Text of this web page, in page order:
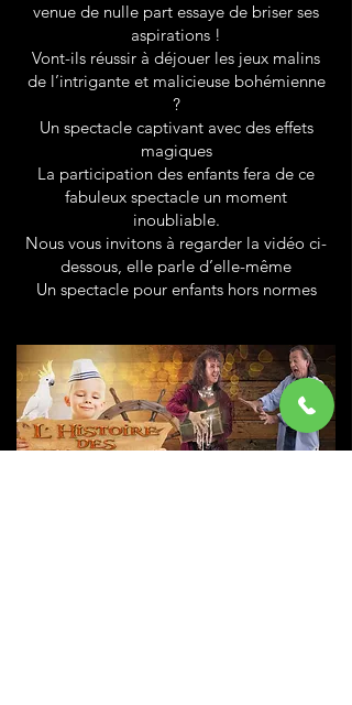
venue de nulle part essaye de briser ses
aspirations !
Vont-ils réussir à déjouer les jeux malins
de l’intrigante et malicieuse bohémienne
?
Un spectacle captivant avec des effets
magiques
La participation des enfants fera de ce
fabuleux spectacle un moment
inoubliable.
Nous vous invitons à regarder la vidéo ci-
dessous, elle parle d’elle-même
Un spectacle pour enfants hors normes